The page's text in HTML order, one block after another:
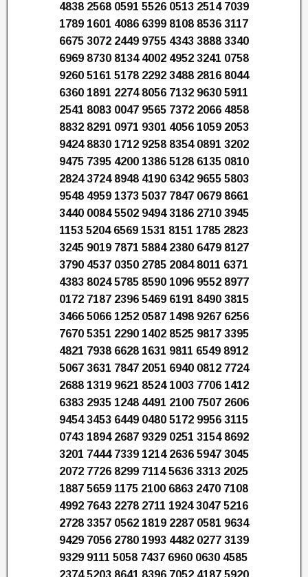
4838 2568 0591 5526 0513 2514 7039
1789 1601 4086 6399 8108 8536 3117
6675 3072 2449 9755 4343 3888 3340
6969 8730 8134 4002 4952 3241 0758
9260 5161 5178 2292 3488 2816 8044
6360 1891 2274 8056 7132 9630 5911
2541 8083 0047 9565 7372 2066 4858
8832 8291 0971 9301 4056 1059 2053
9424 8830 1712 9258 8354 0891 3202
9475 7395 4200 1386 5128 6135 0810
2824 3724 8948 4190 6342 9655 5803
9548 4959 1373 5037 7847 0679 8661
3440 0084 5502 9494 3186 2710 3945
1153 5204 6569 1531 8151 1785 2823
3245 9019 7871 5884 2380 6479 8127
3790 4537 0350 2785 2084 8011 6371
4383 8024 5785 8590 1096 9552 8977
0172 7187 2396 5469 6191 8490 3815
3466 5066 1252 0587 1498 9267 6256
7670 5351 2290 1402 8525 9817 3395
4821 7938 6628 1631 9811 6549 8912
5067 3631 7847 2051 6940 0812 7724
2688 1319 9621 8524 1003 7706 1412
6383 2935 1248 4491 2100 7507 2606
9454 3453 6449 0480 5172 9956 3115
0743 1894 2687 9329 0251 3154 8692
3201 7444 7339 1214 2636 5947 3045
2072 7726 8299 7114 5636 3313 2025
1887 5659 1175 2100 6863 2470 7108
4992 7643 2278 2711 1924 3047 5216
2728 3357 0562 1819 2287 0581 9634
9429 7056 2780 1993 4482 0277 3139
9329 9111 5058 7437 6960 0630 4585
2374 5203 8641 8396 7052 4187 5920